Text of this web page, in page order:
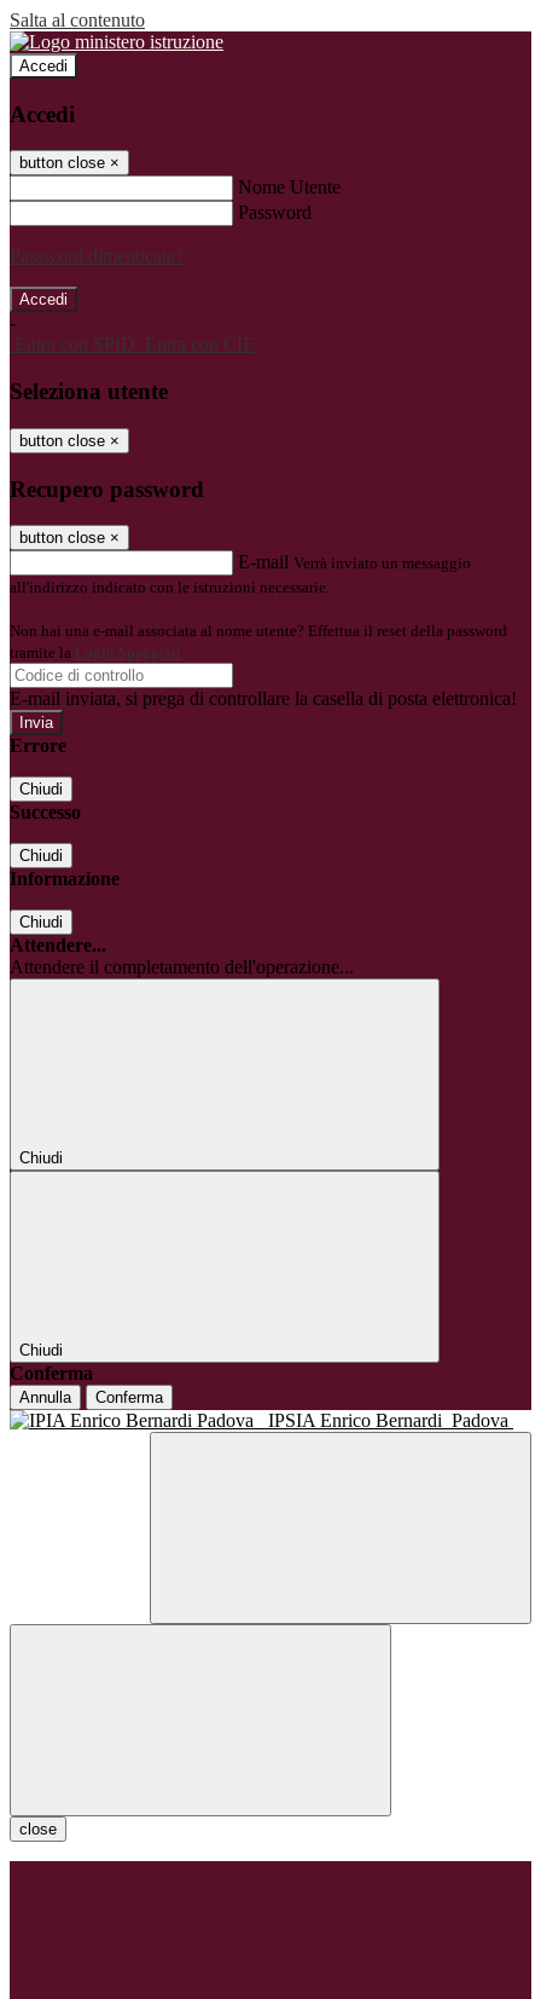
Salta al contenuto
Accedi
Accedi
button close ×
Nome Utente
Password
Password dimenticata?
-
Entra con SPID Entra con CIE
Seleziona utente
button close ×
Recupero password
button close ×
E-mail Verrà inviato un messaggio
all'indirizzo indicato con le istruzioni necessarie.
Non hai una e-mail associata al nome utente? Effettua il reset della password
tramite la Login Spaggiari
E-mail inviata, si prega di controllare la casella di posta elettronica!
Errore
Chiudi
Successo
Chiudi
Informazione
Chiudi
Attendere...
Attendere il completamento dell'operazione...
Chiudi
Chiudi
Conferma
Annulla Conferma
IPSIA Enrico Bernardi Padova
close